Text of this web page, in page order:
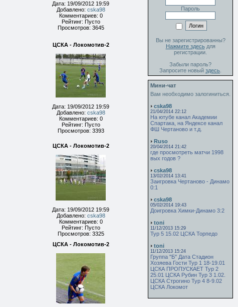
Дата: 19/09/2012 19:59
Добавлено: cska98
Комментариев: 0
Рейтинг: Пусто
Просмотров: 3645
ЦСКА - Локомотив-2
Дата: 19/09/2012 19:59
Добавлено: cska98
Комментариев: 0
Рейтинг: Пусто
Просмотров: 3393
ЦСКА - Локомотив-2
Дата: 19/09/2012 19:59
Добавлено: cska98
Комментариев: 0
Рейтинг: Пусто
Просмотров: 3325
ЦСКА - Локомотив-2
Пароль
Вы не зарегистрированны?
Нажмите здесьдля
регистрации.
Забыли пароль?
Запросите новый здесь
Мини-чат
Вам необходимо залогиниться.
cska98
21/04/2014 22:12
На ютубе канал Академии
Спартака, на Яндексе канал
ФШ Чертаново и т.д.
Ruso
20/04/2014 21:42
где просмотреть матчи 1998
вых годов ?
cska98
13/02/2014 13:41
Заигровка Чертаново - Динамо
0:1
cska98
05/02/2014 19:43
Доигровка Химки-Динамо 3:2
toni
11/12/2013 15:29
Тур 5 15.02 ЦСКА Торпедо
toni
11/12/2013 15:24
Группа "Б" Дата Стадион
Хозяева Гости Тур 1 18-19.01
ЦСКА ПРОПУСКАЕТ Тур 2
25.01 ЦСКА Рубин Тур 3 1.02.
ЦСКА Строгино Тур 4 8-9.02
ЦСКА Локомот